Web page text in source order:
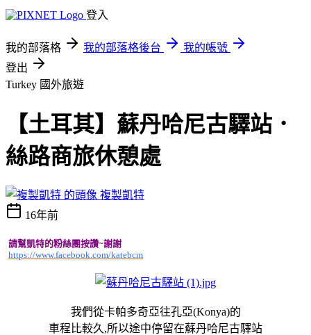
登入
我的部落格 我的部落格後台
我的帳號
登出
Turkey 國外旅遊
【土耳其】蘇丹哈尼古驛站．
絲路商旅休憩處
複製凱特
16年前
請幫凱特的粉絲團按讚~謝謝
https://www.facebook.com/katebcm
我們從卡帕多奇亞往孔亞(Konya)的
車程比較久,所以途中停留在蘇丹哈尼古驛站